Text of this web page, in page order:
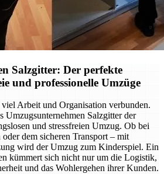
Salzgitter: Der perfekte
und professionelle Umzüge
Arbeit und Organisation verbunden.
Umzugsunternehmen Salzgitter der
und stressfreien Umzug. Ob bei
dem sicheren Transport – mit
wird der Umzug zum Kinderspiel. Ein
kümmert sich nicht nur um die Logistik,
und das Wohlergehen ihrer Kunden.